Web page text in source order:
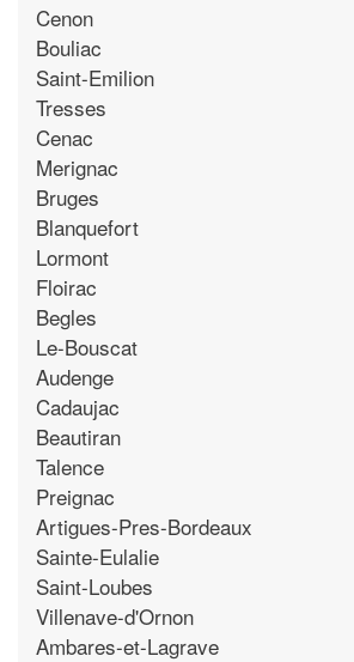
Cenon
Bouliac
Saint-Emilion
Tresses
Cenac
Merignac
Bruges
Blanquefort
Lormont
Floirac
Begles
Le-Bouscat
Audenge
Cadaujac
Beautiran
Talence
Preignac
Artigues-Pres-Bordeaux
Sainte-Eulalie
Saint-Loubes
Villenave-d'Ornon
Ambares-et-Lagrave